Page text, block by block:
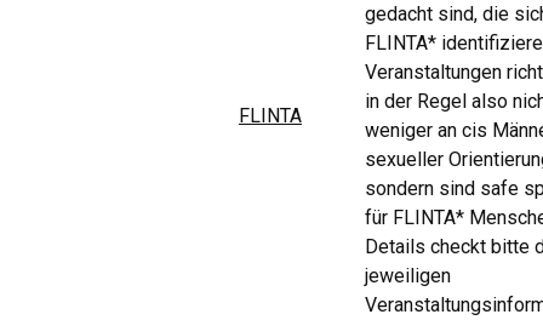
FLINTA
gedacht sind, die
FLINTA*
Veranstaltungen
in der Regel also
weniger an cis
sexueller
sondern sind safe
für FLINTA*
Details checkt bitte
jeweiligen